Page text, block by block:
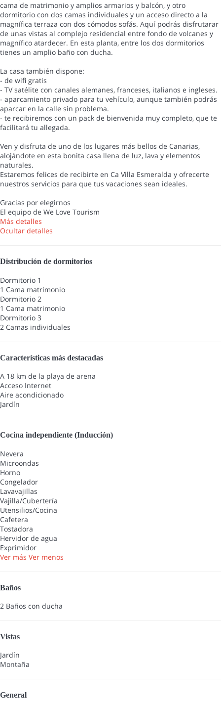
cama de matrimonio y amplios armarios y balcón, y otro
dormitorio con dos camas individuales y un acceso directo a la
magnífica terraza con dos cómodos sofás. Aquí podrás disfrutarar
de unas vistas al complejo residencial entre fondo de volcanes y
magnífico atardecer. En esta planta, entre los dos dormitorios
tienes un amplio baño con ducha.
La casa también dispone:
- de wifi gratis
- TV satélite con canales alemanes, franceses, italianos e ingleses.
- aparcamiento privado para tu vehículo, aunque también podrás
aparcar en la calle sin problema.
- te recibiremos con un pack de bienvenida muy completo, que te
facilitará tu allegada.
Ven y disfruta de uno de los lugares más bellos de Canarias,
alojándote en esta bonita casa llena de luz, lava y elementos
naturales.
Estaremos felices de recibirte en Ca Villa Esmeralda y ofrecerte
nuestros servicios para que tus vacaciones sean ideales.
Gracias por elegirnos
El equipo de We Love Tourism
Más detalles
Ocultar detalles
Distribución de dormitorios
Dormitorio 1
1 Cama matrimonio
Dormitorio 2
1 Cama matrimonio
Dormitorio 3
2 Camas individuales
Características más destacadas
A 18 km de la playa de arena
Acceso Internet
Aire acondicionado
Jardín
Cocina independiente (Inducción)
Nevera
Microondas
Horno
Congelador
Lavavajillas
Vajilla/Cubertería
Utensilios/Cocina
Cafetera
Tostadora
Hervidor de agua
Exprimidor
Ver más Ver menos
Baños
2 Baños con ducha
Vistas
Jardín
Montaña
General